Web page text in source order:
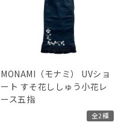
MONAMI（モナミ） UVショ
ート すそ花ししゅう小花レ
ース五指
全2種